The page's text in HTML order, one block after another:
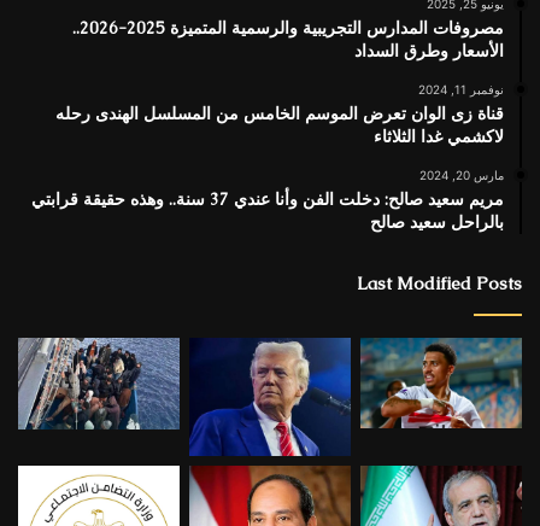
يونيو 25, 2025
مصروفات المدارس التجريبية والرسمية المتميزة 2025-2026..
الأسعار وطرق السداد
نوفمبر 11, 2024
قناة زى الوان تعرض الموسم الخامس من المسلسل الهندى رحله
لاكشمي غدا الثلاثاء
مارس 20, 2024
مريم سعيد صالح: دخلت الفن وأنا عندي 37 سنة.. وهذه حقيقة قرابتي
بالراحل سعيد صالح
Last Modified Posts